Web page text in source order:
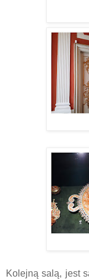
Kolejną salą, jest